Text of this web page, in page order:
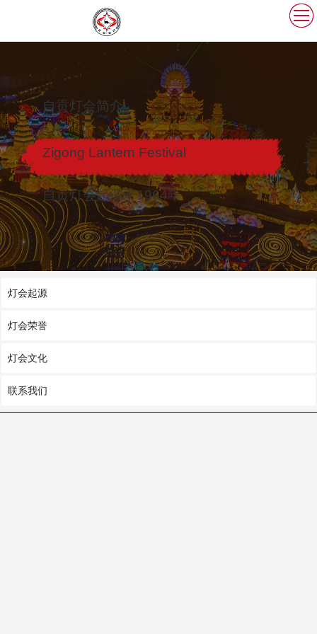
自贡灯会简介
自贡灯会起源于1964年
Zigong Lantern Festival
灯会起源
灯会荣誉
灯会文化
联系我们